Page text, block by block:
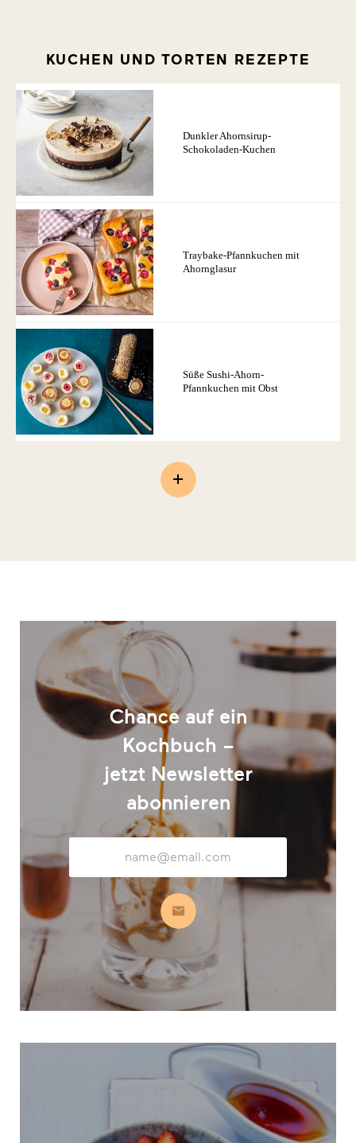
KUCHEN UND TORTEN REZEPTE
Dunkler Ahornsirup-
Schokoladen-Kuchen
Traybake-Pfannkuchen mit
Ahornglasur
Süße Sushi-Ahorn-
Pfannkuchen mit Obst
Chance auf ein
Kochbuch –
jetzt Newsletter
abonnieren
Mail-
Abonnieren